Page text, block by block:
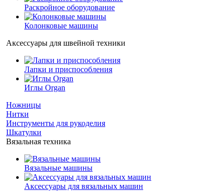
Раскройное оборудование
Колонковые машины
Аксессуары для швейной техники
Лапки и приспособления
Иглы Organ
Ножницы
Нитки
Инструменты для рукоделия
Шкатулки
Вязальная техника
Вязальные машины
Аксессуары для вязальных машин